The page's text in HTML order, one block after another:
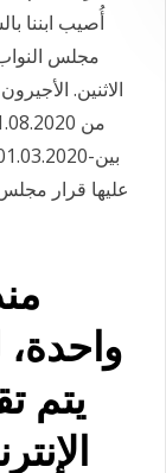
أُصيب ابننا
مجلس
يتم